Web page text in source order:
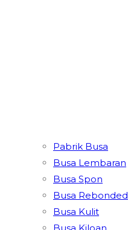
Pabrik Busa
Busa Lembaran
Busa Spon
Busa Rebonded
Busa Kulit